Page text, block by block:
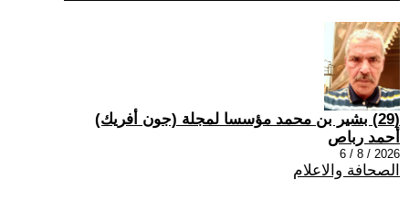
(29) بشير بن محمد مؤسسا لمجلة (جون أفريك)
أحمد رباص
2026 / 8 / 6
الصحافة والاعلام